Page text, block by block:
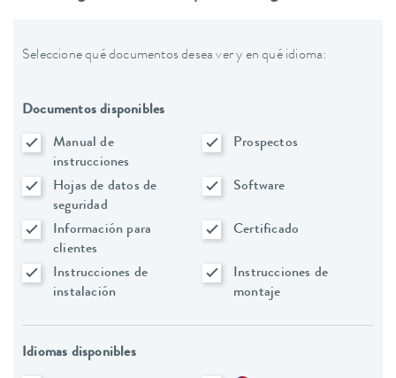
Seleccione qué documentos desea ver y en qué idioma:
Documentos disponibles
Manual de
instrucciones
Prospectos
Hojas de datos de
seguridad
Software
Información para
clientes
Certificado
Instrucciones de
instalación
Instrucciones de
montaje
Idiomas disponibles